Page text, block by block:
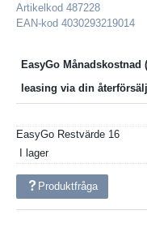
Artikelkod 487228
EAN-kod 4030293219014
EasyGo Månadskostnad
EasyGo Restvärde 16
I lager
Produktfråga